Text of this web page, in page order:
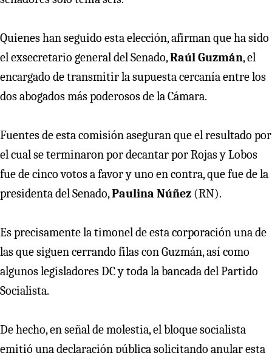
Quienes han seguido esta elección, afirman que ha sido
el exsecretario general del Senado,Raúl Guzmán, el
encargado de transmitir la supuesta cercanía entre los
dos abogados más poderosos de la Cámara.
Fuentes de esta comisión aseguran que el resultado por
el cual se terminaron por decantar por Rojas y Lobos
fue de cinco votos a favor y uno en contra, que fue de la
presidenta del Senado,Paulina Núñez (RN).
Es precisamente la timonel de esta corporación una de
las que siguen cerrando filas con Guzmán, así como
algunos legisladores DC y toda la bancada del Partido
Socialista.
De hecho, en señal de molestia, el bloque socialista
emitió una declaración pública solicitando anular esta